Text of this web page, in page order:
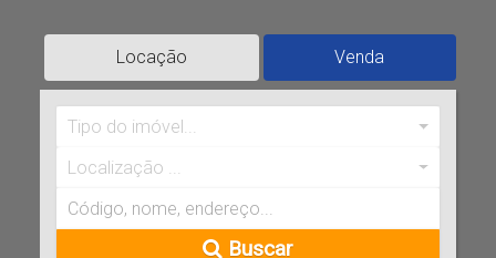
Locação Venda
Tipo do imóvel...
Localização ...
Buscar